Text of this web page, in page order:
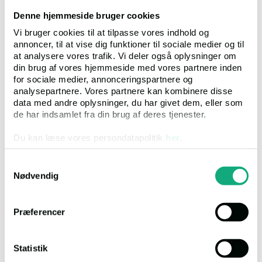
Denne hjemmeside bruger cookies
Vi bruger cookies til at tilpasse vores indhold og
annoncer, til at vise dig funktioner til sociale medier og til
at analysere vores trafik. Vi deler også oplysninger om
din brug af vores hjemmeside med vores partnere inden
for sociale medier, annonceringspartnere og
analysepartnere. Vores partnere kan kombinere disse
data med andre oplysninger, du har givet dem, eller som
de har indsamlet fra din brug af deres tjenester.
Du kan læse vores persondatapolitik her
Nødvendig
Præferencer
Statistik
Mail
foged.hjo@domstol.dk
Link til ejendommen
ASKEVEJ 2, 9940 LÆSØ
om-/tilbygningsår 1990. Det bebyggede areal er på 170 m², med
boligareal på 90 m² og indbygget garage på 80 m². Ejendommen
Huset indeholder entre, ældre badeværelse, ældre køkken, stue,
soveværelse samt endnu en stue/værelse med luft til luft